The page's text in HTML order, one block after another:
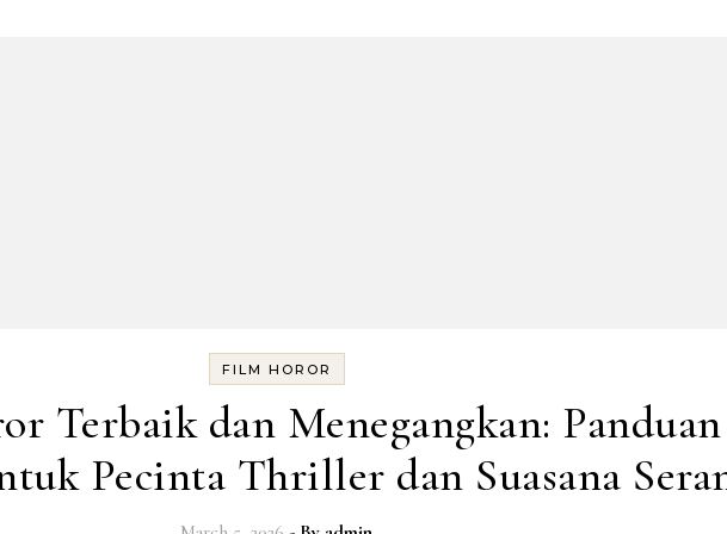
FILM HOROR
Terbaik dan Menegangkan: Panduan
Pecinta Thriller dan Suasana